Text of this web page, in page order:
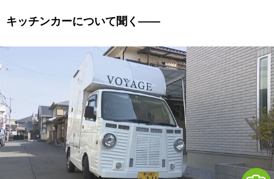
キッチンカーについて聞く――